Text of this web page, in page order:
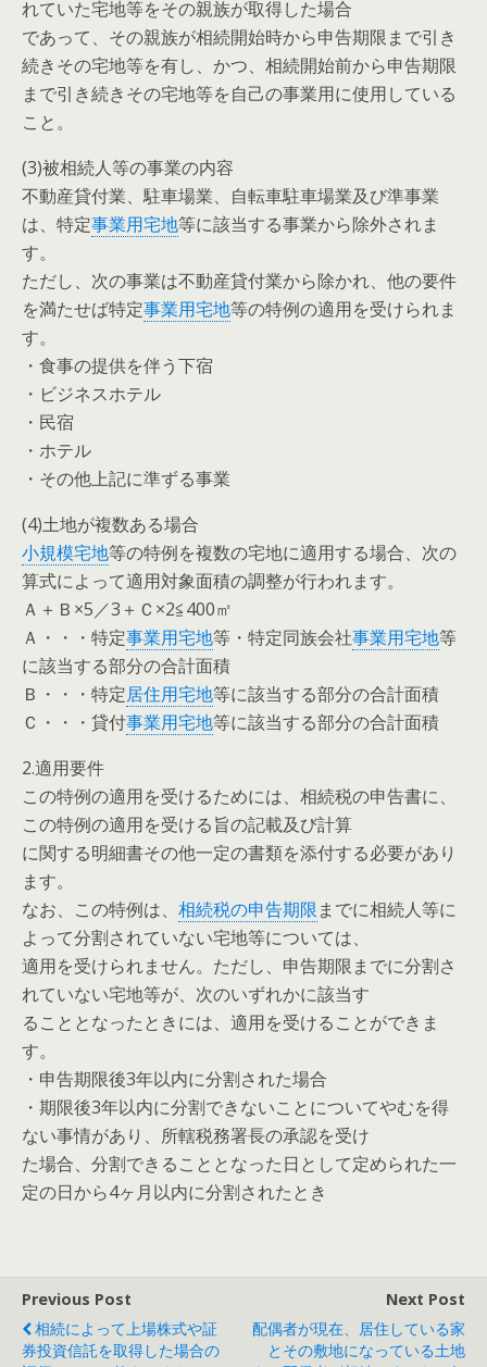
れていた宅地等をその親族が取得した場合
であって、その親族が相続開始時から申告期限まで引き
続きその宅地等を有し、かつ、相続開始前から申告期限
まで引き続きその宅地等を自己の事業用に使用している
こと。
(3)被相続人等の事業の内容
不動産貸付業、駐車場業、自転車駐車場業及び準事業
は、特定事業用宅地等に該当する事業から除外されま
す。
ただし、次の事業は不動産貸付業から除かれ、他の要件
を満たせば特定事業用宅地等の特例の適用を受けられま
す。
・食事の提供を伴う下宿
・ビジネスホテル
・民宿
・ホテル
・その他上記に準ずる事業
(4)土地が複数ある場合
小規模宅地等の特例を複数の宅地に適用する場合、次の
算式によって適用対象面積の調整が行われます。
Ａ＋Ｂ×5／3＋Ｃ×2≦400㎡
Ａ・・・特定事業用宅地等・特定同族会社事業用宅地等
に該当する部分の合計面積
Ｂ・・・特定居住用宅地等に該当する部分の合計面積
Ｃ・・・貸付事業用宅地等に該当する部分の合計面積
2.適用要件
この特例の適用を受けるためには、相続税の申告書に、
この特例の適用を受ける旨の記載及び計算
に関する明細書その他一定の書類を添付する必要があり
ます。
なお、この特例は、 相続税の申告期限までに相続人等に
よって分割されていない宅地等については、
適用を受けられません。ただし、申告期限までに分割さ
れていない宅地等が、次のいずれかに該当す
ることとなったときには、適用を受けることができま
す。
・申告期限後3年以内に分割された場合
・期限後3年以内に分割できないことについてやむを得
ない事情があり、所轄税務署長の承認を受け
た場合、分割できることとなった日として定められた一
定の日から4ヶ月以内に分割されたとき
Previous Post
相続によって上場株式や証
券投資信託を取得した場合の
Next Post
配偶者が現在、居住している家
とその敷地になっている土地